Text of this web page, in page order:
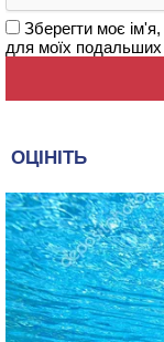
Зберегти моє
для моїх подальших